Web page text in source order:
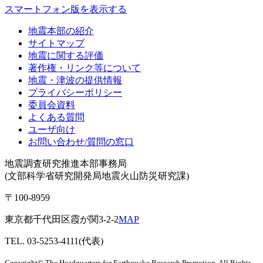
スマートフォン版を表示する
地震本部の紹介
サイトマップ
地震に関する評価
著作権・リンク等について
地震・津波の提供情報
プライバシーポリシー
委員会資料
よくある質問
ユーザ向け
お問い合わせ/質問の窓口
地震調査研究推進本部事務局
(文部科学省研究開発局地震火山防災研究課)
〒100-8959
東京都千代田区霞が関3-2-2MAP
TEL. 03-5253-4111(代表)